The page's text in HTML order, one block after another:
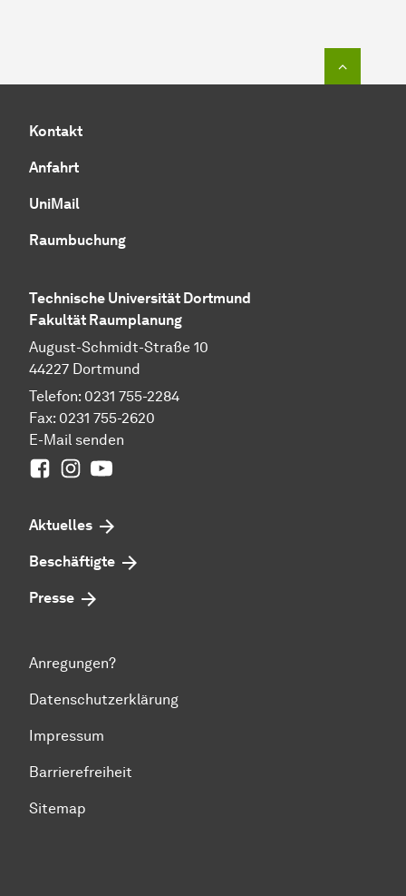
Kontakt
Anfahrt
UniMail
Raumbuchung
Technische Universität Dortmund
Fakultät Raumplanung
August-Schmidt-Straße 10
44227 Dortmund
Telefon: 0231 755-2284
Fax: 0231 755-2620
E-Mail senden
FacebookInstagram
Youtube
Aktuelles
Beschäftigte
Presse
Anregungen?
Datenschutzerklärung
Impressum
Barrierefreiheit
Sitemap